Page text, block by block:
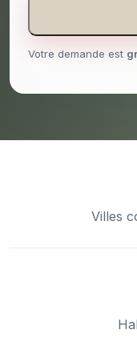
Votre demande est
Villes